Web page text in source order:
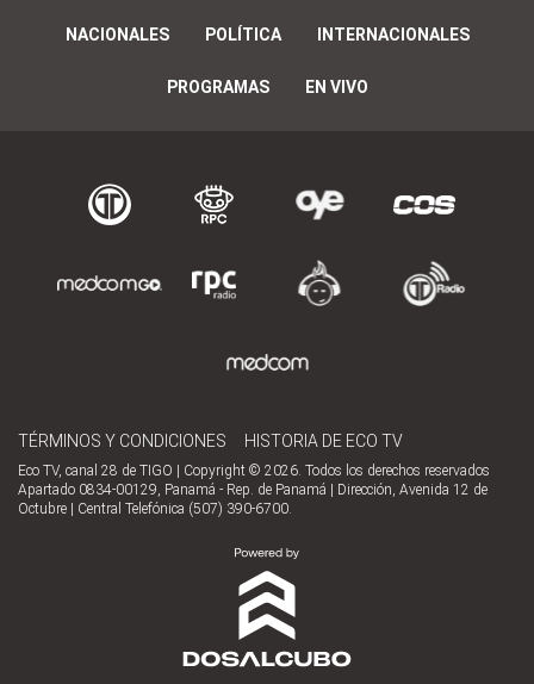
NACIONALES POLÍTICA INTERNACIONALES
PROGRAMAS EN VIVO
TÉRMINOS Y CONDICIONES HISTORIA DE ECO TV
Eco TV, canal 28 de TIGO | Copyright © 2026. Todos los derechos reservados
Apartado 0834-00129, Panamá - Rep. de Panamá | Dirección, Avenida 12 de
Octubre | Central Telefónica (507) 390-6700.